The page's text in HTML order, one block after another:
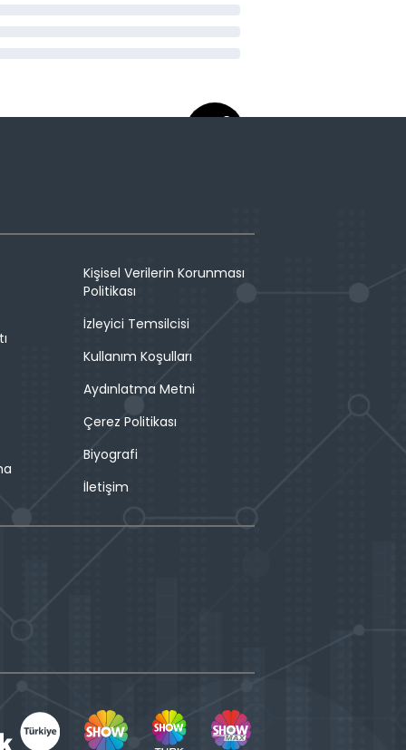
Kişisel Verilerin Korunması
Politikası
İzleyici Temsilcisi
Kullanım Koşulları
Aydınlatma Metni
Çerez Politikası
Biyografi
İletişim